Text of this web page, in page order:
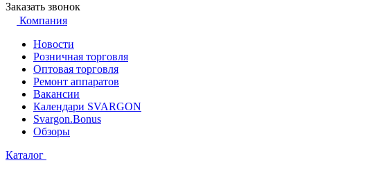
Заказать звонок
Компания
Новости
Розничная торговля
Оптовая торговля
Ремонт аппаратов
Вакансии
Календари SVARGON
Svargon.Bonus
Обзоры
Каталог